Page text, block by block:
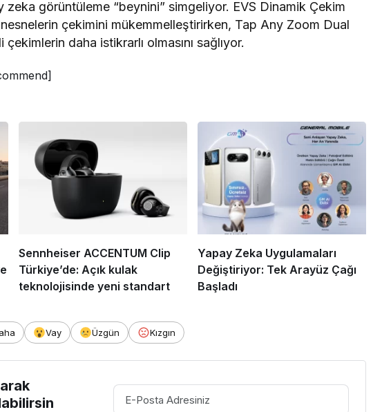
görüntüleme “beynini” simgeliyor. EVS Dinamik Çekim
çekimini mükemmelleştirirken, Tap Any Zoom Dual
daha istikrarlı olmasını sağlıyor.
Sennheiser ACCENTUM Clip
Türkiye’de: Açık kulak
teknolojisinde yeni standart
Yapay Zeka Uygulamaları
Değiştiriyor: Tek Arayüz Çağı
Başladı
Vay Üzgün Kızgın